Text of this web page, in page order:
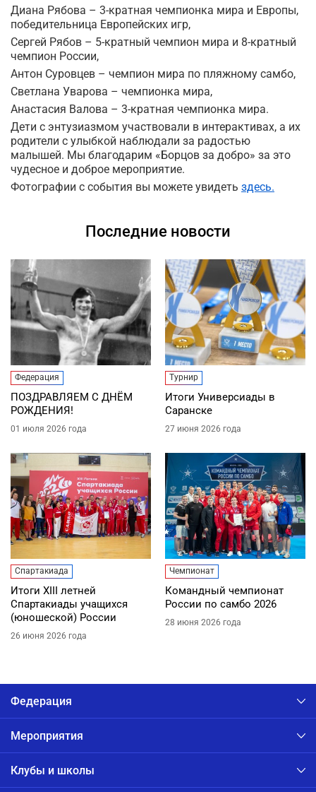
Диана Рябова – 3-кратная чемпионка мира и Европы,
победительница Европейских игр,
Сергей Рябов – 5-кратный чемпион мира и 8-кратный
чемпион России,
Антон Суровцев – чемпион мира по пляжному самбо,
Светлана Уварова – чемпионка мира,
Анастасия Валова – 3-кратная чемпионка мира.
Дети с энтузиазмом участвовали в интерактивах, а их
родители с улыбкой наблюдали за радостью
малышей. Мы благодарим «Борцов за добро» за это
чудесное и доброе мероприятие.
Фотографии с события вы можете увидеть здесь.
Последние новости
Федерация
ПОЗДРАВЛЯЕМ С ДНЁМ
РОЖДЕНИЯ!
01 июля 2026 года
Турнир
Итоги Универсиады в
Саранске
27 июня 2026 года
Спартакиада
Итоги XIII летней
Спартакиады учащихся
(юношеской) России
26 июня 2026 года
Чемпионат
Командный чемпионат
России по самбо 2026
28 июня 2026 года
Федерация
Мероприятия
Клубы и школы